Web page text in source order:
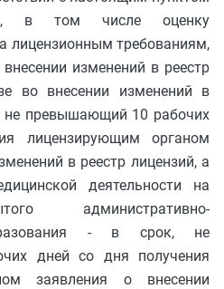
в том числе оценку
лицензионным требованиям,
изменений в реестр
во внесении изменений в
не превышающий 10 рабочих
лицензирующим органом
в реестр лицензий, а
деятельности на
административно-
- в срок, не
дней со дня получения
заявления о внесении